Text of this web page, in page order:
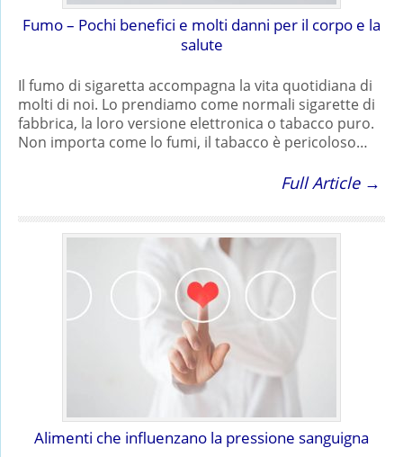
Fumo – Pochi benefici e molti danni per il corpo e la
salute
Il fumo di sigaretta accompagna la vita quotidiana di
molti di noi. Lo prendiamo come normali sigarette di
fabbrica, la loro versione elettronica o tabacco puro.
Non importa come lo fumi, il tabacco è pericoloso…
Full Article →
Alimenti che influenzano la pressione sanguigna